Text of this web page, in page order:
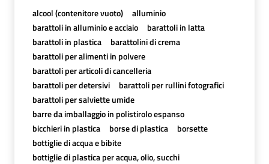
alcool (contenitore vuoto)
alluminio
barattoli in alluminio e acciaio
barattoli in latta
barattoli in plastica
barattolini di crema
barattoli per alimenti in polvere
barattoli per articoli di cancelleria
barattoli per detersivi
barattoli per rullini fotografici
barattoli per salviette umide
barre da imballaggio in polistirolo espanso
bicchieri in plastica
borse di plastica
borsette
bottiglie di acqua e bibite
bottiglie di plastica per acqua, olio, succhi